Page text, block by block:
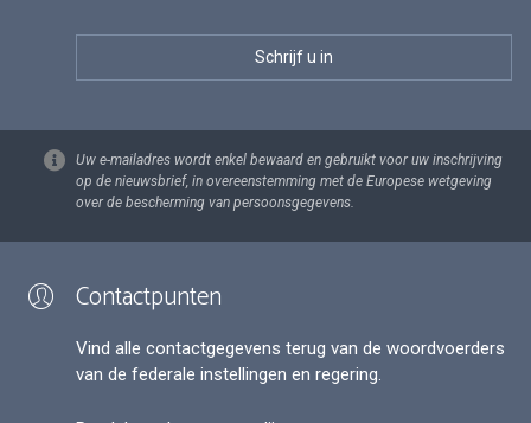
Uw e-mailadres wordt enkel bewaard en gebruikt voor uw inschrijving
op de nieuwsbrief, in overeenstemming met de Europese wetgeving
over de bescherming van persoonsgegevens.
Contactpunten
Vind alle contactgegevens terug van de woordvoerders
van de federale instellingen en regering.